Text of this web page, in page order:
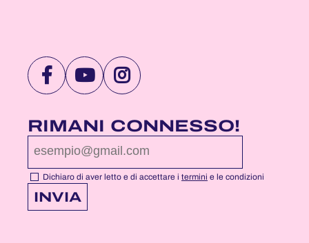
VISITA
PAGINA
FACEBOOK
DI
NOTTEROSA
VISITA
PAGINA
YOUTUBE
DI
NOTTEROSA
VISITA
PAGINA
INSTAGRAM
DI
NOTTEROSA
RIMANI CONNESSO!
Dichiaro di aver letto e di accettare i termini e le condizioni
INVIA